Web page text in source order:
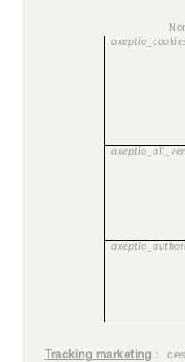
Tracking marketing :